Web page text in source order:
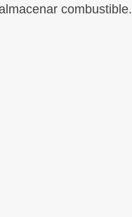
combustible.